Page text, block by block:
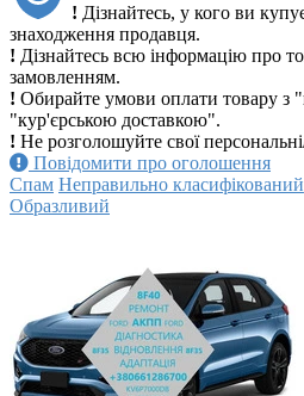
! Дізнайтесь, у кого ви
знаходження продавця.
! Дізнайтесь всю інформацію про
замовленням.
! Обирайте умови оплати товару з
"кур'єрською доставкою".
! Не розголошуйте свої
Повідомити про оголошення
Спам Неправильно класифікований
Образливий